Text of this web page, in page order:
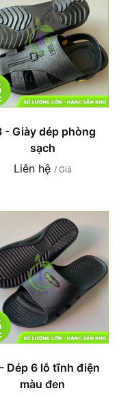
- Giày dép phòng
sạch
Liên hệ / Giá
Dép 6 lỗ tĩnh điện
màu đen